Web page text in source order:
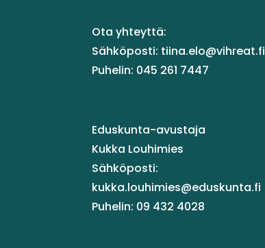
Ota yhteyttä:
Sähköposti: tiina.elo@vihreat.fi
Puhelin: 045 261 7447
Eduskunta-avustaja
Kukka Louhimies
Sähköposti:
kukka.louhimies@eduskunta.fi
Puhelin: 09 432 4028